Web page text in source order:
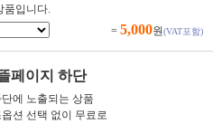
품입니다.
= 5,000원(VAT포함)
페이지 하단
에 노출되는 상품
션 선택 없이 무료로